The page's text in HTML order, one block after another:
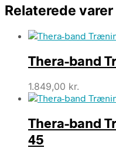
Relaterede varer
Thera-band
1.849,00 kr.
Thera-band
45